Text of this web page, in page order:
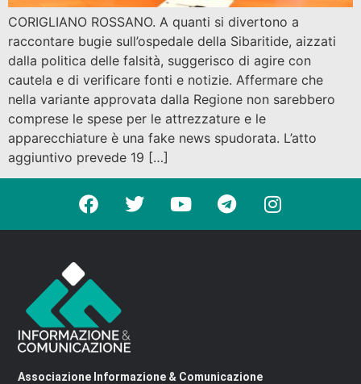
CORIGLIANO ROSSANO. A quanti si divertono a
raccontare bugie sull’ospedale della Sibaritide, aizzati
dalla politica delle falsità, suggerisco di agire con
cautela e di verificare fonti e notizie. Affermare che
nella variante approvata dalla Regione non sarebbero
comprese le spese per le attrezzature e le
apparecchiature è una fake news spudorata. L’atto
aggiuntivo prevede 19 […]
Associazione Informazione & Comunicazione